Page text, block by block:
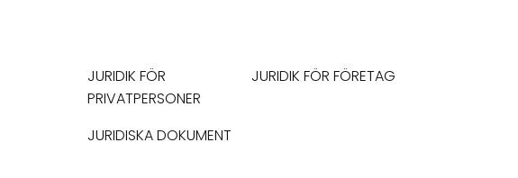
JURIDIK FÖR
PRIVATPERSONER
JURIDIK FÖR FÖRETAG
JURIDISKA DOKUMENT